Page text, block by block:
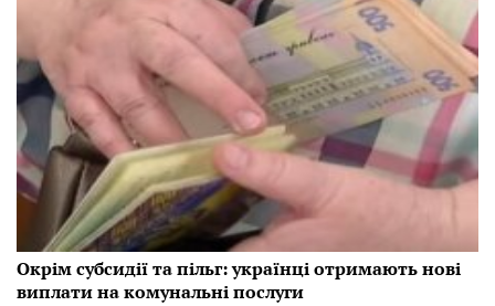
Окрім субсидії та пільг: українці отримають нові
виплати на комунальні послуги